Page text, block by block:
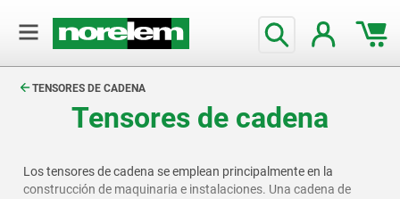
TENSORES DE CADENA
Tensores de cadena
Los tensores de cadena se emplean principalmente en la
construcción de maquinaria e instalaciones. Una cadena de